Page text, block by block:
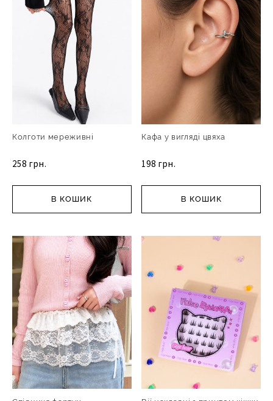
Колготи мереживні
258 грн.
В КОШИК
Кафа у вигляді цвяха
198 грн.
В КОШИК